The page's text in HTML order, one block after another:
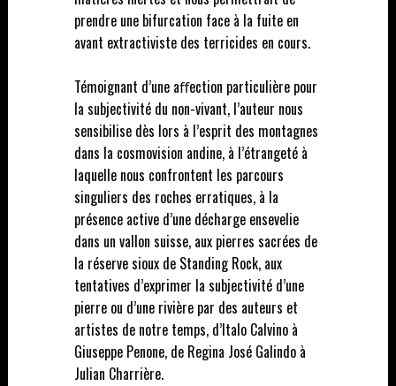
prendre une bifurcation face à la fuite en
avant extractiviste des terricides en cours.
Témoignant d’une aﬀection particulière pour
la subjectivité du non-vivant, l’auteur nous
sensibilise dès lors à l’esprit des montagnes
dans la cosmovision andine, à l’étrangeté à
laquelle nous confrontent les parcours
singuliers des roches erratiques, à la
présence active d’une décharge ensevelie
dans un vallon suisse, aux pierres sacrées de
la réserve sioux de Standing Rock, aux
tentatives d’exprimer la subjectivité d’une
pierre ou d’une rivière par des auteurs et
artistes de notre temps, d’Italo Calvino à
Giuseppe Penone, de Regina José Galindo à
Julian Charrière.